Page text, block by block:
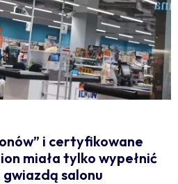
i certyfikowane
miała tylko wypełnić
salonu